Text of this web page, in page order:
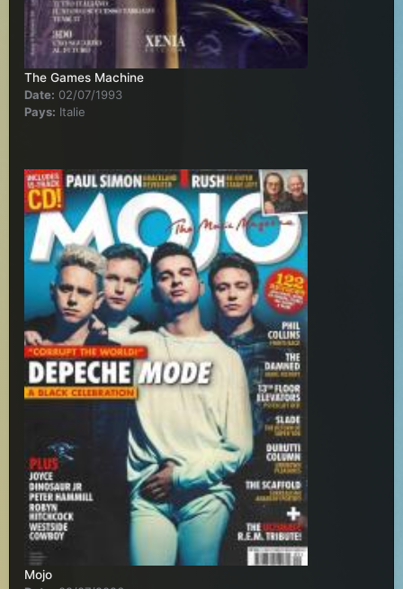
The Games Machine
Date: 02/07/1993
Pays: Italie
Mojo